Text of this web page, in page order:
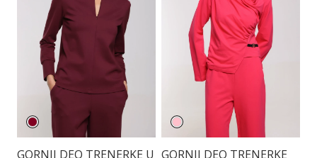
GORNJI DEO TRENERKE U GORNJI DEO TRENERKE